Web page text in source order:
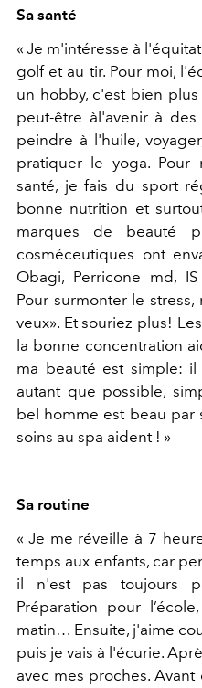
Sa santé
« Je m'intéresse à
golf et au tir. Pour moi,
un hobby, c'est bien
peut-être àl'avenir à des
peindre à l'huile,
pratiquer le yoga. Pour
santé, je fais du sport
bonne nutrition et
marques de beauté
cosméceutiques ont
Obagi, Perricone md,
Pour surmonter le stress,
veux». Et souriez plus!
la bonne concentration
ma beauté est simple:
autant que possible,
bel homme est beau par
soins au spa aident ! »
Sa routine
« Je me réveille à 7
temps aux enfants, car
il n'est pas toujours
Préparation pour
matin… Ensuite, j'aime
puis je vais à l'écurie.
avec mes proches.